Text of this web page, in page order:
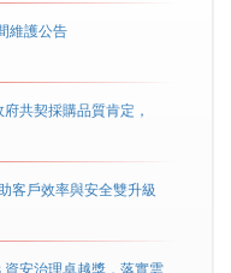
維護公告
共契採購品質肯定，
客戶效率與安全雙升級
安治理卓越獎，落實雲